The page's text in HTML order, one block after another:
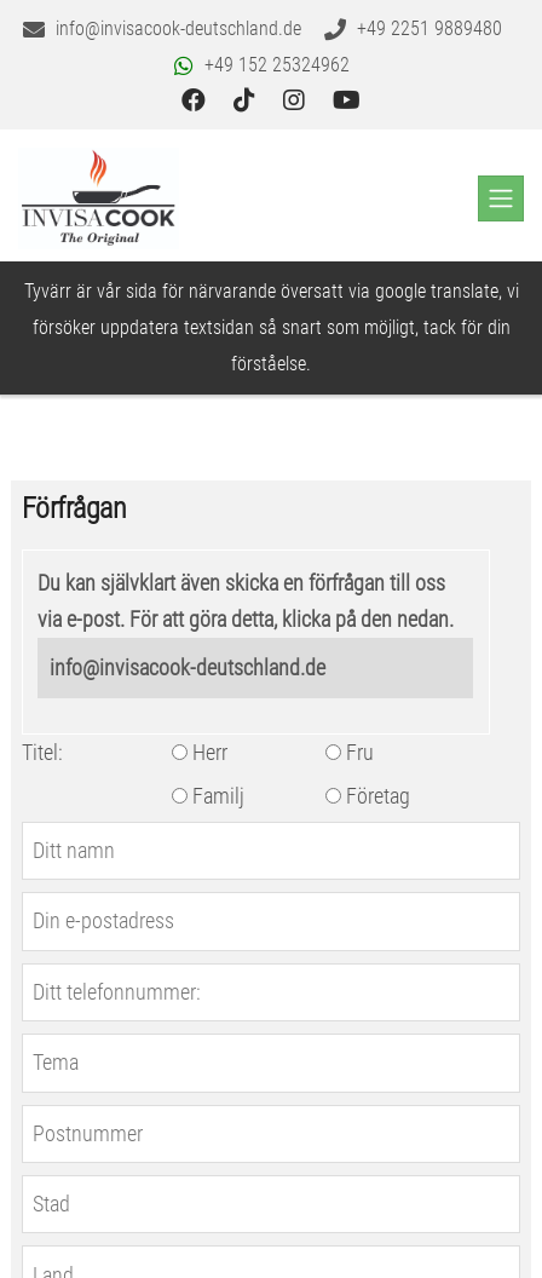
info@invisacook-deutschland.de
+49 2251 9889480
+49 152 25324962
Tyvärr är vår sida för närvarande översatt via google translate, vi
försöker uppdatera textsidan så snart som möjligt, tack för din
förståelse.
Förfrågan
Du kan självklart även skicka en förfrågan till oss
via e-post. För att göra detta, klicka på den nedan.
info@invisacook-deutschland.de
Titel: Herr
Fru
Familj
Företag